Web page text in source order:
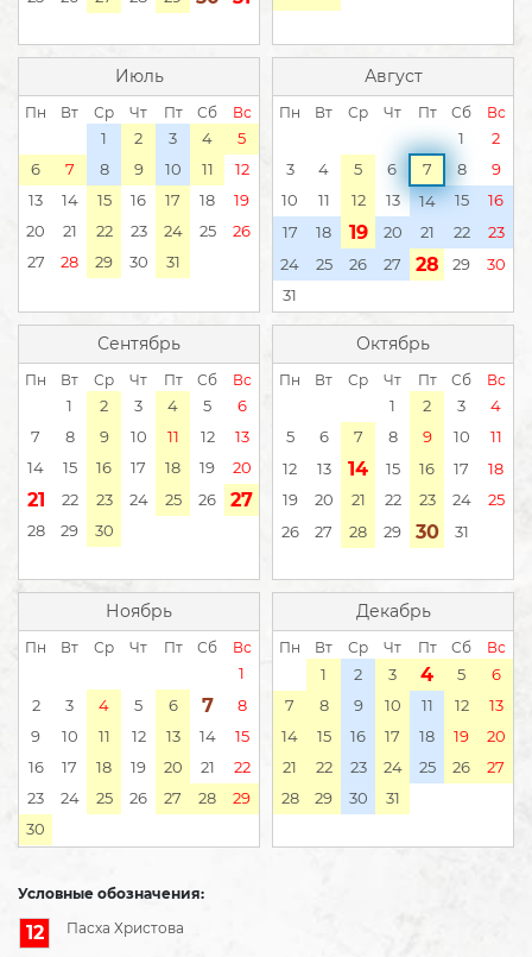
Июль
Пн Вт Ср Чт Пт Сб Вс
1 2 3 4
5
6
7 8 9 10 11
12
13
14 15 16 17 18
19
20
21 22 23 24 25
26
27
28 29 30 31
Август
Пн Вт Ср Чт Пт Сб Вс
1
2
3
4 5 6 7 8
9
10
11 12 13 14 15
16
17
18 19 20 21 22
23
24
25 26 27 28 29
30
31
Сентябрь
Пн Вт Ср Чт Пт Сб Вс
1 2 3 4 5
6
7
8 9 10 11 12
13
14
15 16 17 18 19 20
21 22 23 24 25 26 27
28 29 30
Октябрь
Пн Вт Ср Чт Пт Сб Вс
1 2 3
4
5
6 7 8 9 10
11
12
13 14 15 16 17
18
19
20 21 22 23 24
25
26
27 28 29 30 31
Ноябрь
Пн Вт Ср Чт Пт Сб Вс
1
2
3 4 5 6 7
8
9
10 11 12 13 14
15
16
17 18 19 20 21
22
23
24 25 26 27 28
29
30
Декабрь
Пн Вт Ср Чт Пт Сб Вс
1 2 3 4 5
6
7
8 9 10 11 12
13
14
15 16 17 18 19
20
21
22 23 24 25 26
27
28
29 30 31
Условные обозначения:
12 Пасха Христова